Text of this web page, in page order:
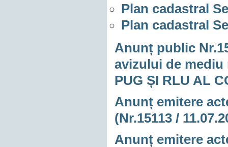
Plan cadastral
Plan cadastral
Anunț public
avizului de mediu
PUG ȘI RLU AL
Anunț emitere
(Nr.15113 /
Anunț emitere